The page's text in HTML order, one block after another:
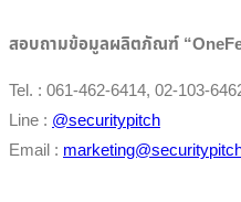
สอบถามข้อมูลผลิตภัณฑ์
Tel. : 061-462-6414, 02-103-
Line : @securitypitch
Email :